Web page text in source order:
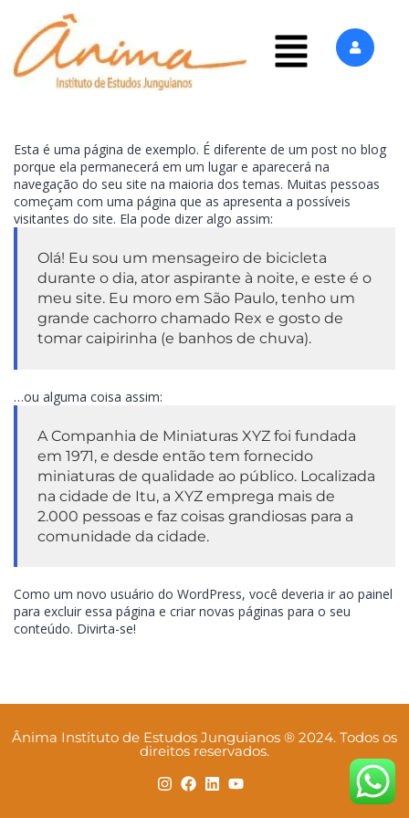
Esta é uma página de exemplo. É diferente de um post no blog
porque ela permanecerá em um lugar e aparecerá na
navegação do seu site na maioria dos temas. Muitas pessoas
começam com uma página que as apresenta a possíveis
visitantes do site. Ela pode dizer algo assim:
Olá! Eu sou um mensageiro de bicicleta
durante o dia, ator aspirante à noite, e este é o
meu site. Eu moro em São Paulo, tenho um
grande cachorro chamado Rex e gosto de
tomar caipirinha (e banhos de chuva).
…ou alguma coisa assim:
A Companhia de Miniaturas XYZ foi fundada
em 1971, e desde então tem fornecido
miniaturas de qualidade ao público. Localizada
na cidade de Itu, a XYZ emprega mais de
2.000 pessoas e faz coisas grandiosas para a
comunidade da cidade.
Como um novo usuário do WordPress, você deveria ir ao painel
para excluir essa página e criar novas páginas para o seu
conteúdo. Divirta-se!
Ânima Instituto de Estudos Junguianos ® 2024. Todos os
direitos reservados.